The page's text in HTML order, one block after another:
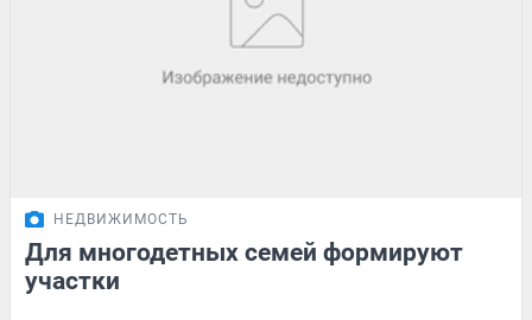
НЕДВИЖИМОСТЬ
Для многодетных семей формируют
участки